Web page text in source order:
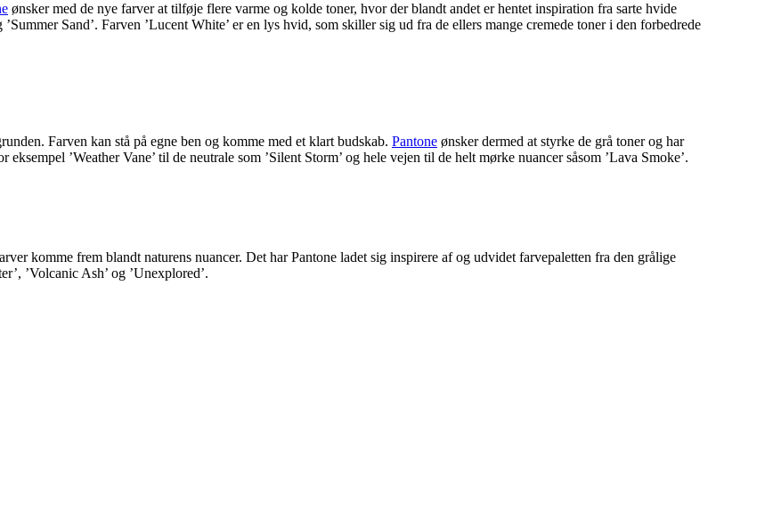
ønsker med de nye farver at tilføje flere varme og kolde toner, hvor der blandt andet er hentet inspiration fra sarte hvide
Sand’. Farven ’Lucent White’ er en lys hvid, som skiller sig ud fra de ellers mange cremede toner i den forbedrede
Farven kan stå på egne ben og komme med et klart budskab. Pantone ønsker dermed at styrke de grå toner og har
’Weather Vane’ til de neutrale som ’Silent Storm’ og hele vejen til de helt mørke nuancer såsom ’Lava Smoke’.
komme frem blandt naturens nuancer. Det har Pantone ladet sig inspirere af og udvidet farvepaletten fra den grålige
’Volcanic Ash’ og ’Unexplored’.